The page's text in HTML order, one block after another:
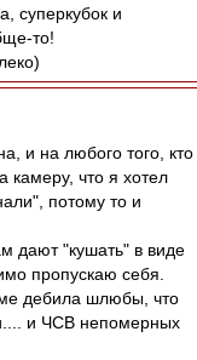
суперкубок и
то!
и на любого того, кто
камеру, что я хотел
потому то и
дают "кушать" в виде
пропускаю себя.
дебила шлюбы, что
и ЧСВ непомерных